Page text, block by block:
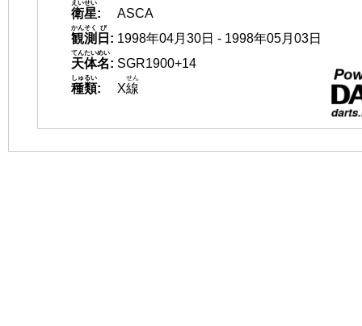
衛星
えいせい
:
ASCA
観測
かんそく
日
び
: 1998年04月30日 - 1998年05月03日
天体名
てんたいめい
: SGR1900+14
種類
しゅるい
: X線
せん